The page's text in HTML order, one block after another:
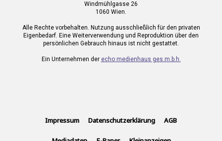
Windmühlgasse 26
1060 Wien.
Alle Rechte vorbehalten. Nutzung ausschließlich für den privaten
Eigenbedarf. Eine Weiterverwendung und Reproduktion über den
persönlichen Gebrauch hinaus ist nicht gestattet.
Ein Unternehmen der echo medienhaus ges.m.b.h.
Impressum Datenschutzerklärung AGB